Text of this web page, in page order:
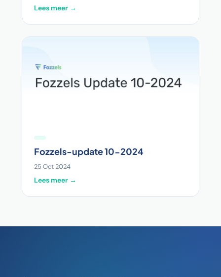
Lees meer →
Fozzels-update 10-2024
25 Oct 2024
Lees meer →